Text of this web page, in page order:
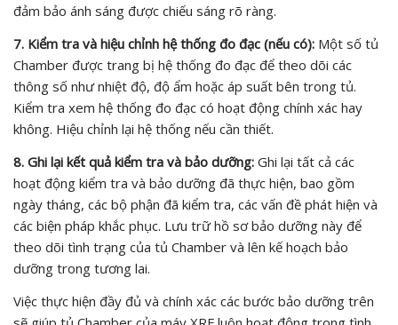
đảm bảo ánh sáng được chiếu sáng rõ ràng.
7. Kiểm tra và hiệu chỉnh hệ thống đo đạc (nếu có): Một số tủ
Chamber được trang bị hệ thống đo đạc để theo dõi các
thông số như nhiệt độ, độ ẩm hoặc áp suất bên trong tủ.
Kiểm tra xem hệ thống đo đạc có hoạt động chính xác hay
không. Hiệu chỉnh lại hệ thống nếu cần thiết.
8. Ghi lại kết quả kiểm tra và bảo dưỡng: Ghi lại tất cả các
hoạt động kiểm tra và bảo dưỡng đã thực hiện, bao gồm
ngày tháng, các bộ phận đã kiểm tra, các vấn đề phát hiện và
các biện pháp khắc phục. Lưu trữ hồ sơ bảo dưỡng này để
theo dõi tình trạng của tủ Chamber và lên kế hoạch bảo
dưỡng trong tương lai.
Việc thực hiện đầy đủ và chính xác các bước bảo dưỡng trên